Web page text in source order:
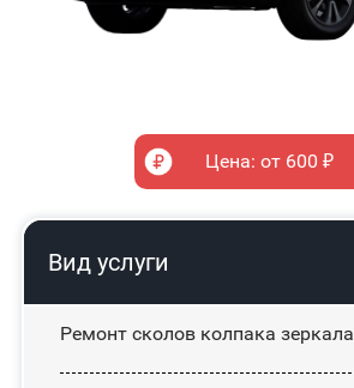
Цена: от 600 ₽
Вид услуги
Ремонт сколов колпака зеркала